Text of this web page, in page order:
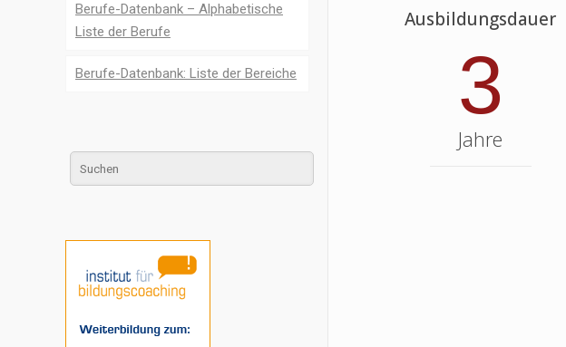
Ausbildungsdauer
3
Jahre
Berufe-Datenbank – Alphabetische
Liste der Berufe
Berufe-Datenbank: Liste der Bereiche